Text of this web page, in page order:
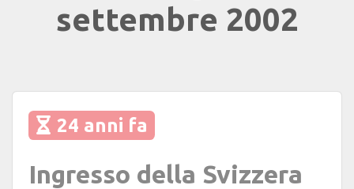
settembre 2002
24 anni fa
Ingresso della Svizzera